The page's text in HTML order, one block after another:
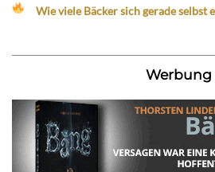
Wie viele Bäcker sich gerade selbst
Werbung